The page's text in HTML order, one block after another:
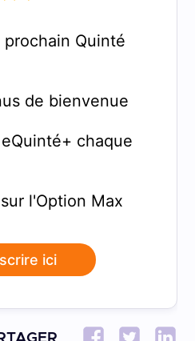
prochain Quinté
de bienvenue
chaque
l'Option Max
ici